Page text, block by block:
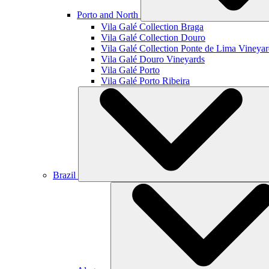
Porto and North
Vila Galé Collection Braga
Vila Galé Collection Douro
Vila Galé Collection Ponte de Lima
Vila Galé Douro Vineyards
Vila Galé Porto
Vila Galé Porto Ribeira
Brazil